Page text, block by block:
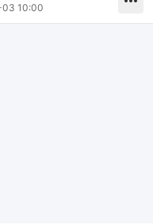
10:00